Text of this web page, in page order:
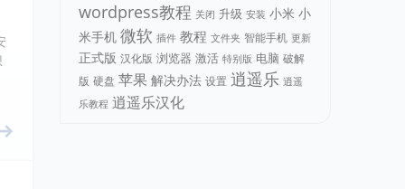
wordpress教程 关闭 升级 安装 小米 小
米手机 微软 插件 教程 文件夹 智能手机 更新
正式版 汉化版 浏览器 激活 特别版 电脑 破解
版 硬盘 苹果 解决办法 设置 逍遥乐 逍遥
乐教程 逍遥乐汉化